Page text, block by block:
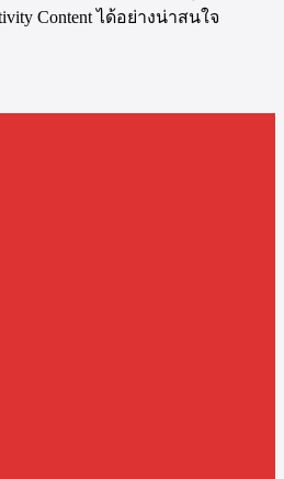
Content ได้อย่างน่าสนใจ